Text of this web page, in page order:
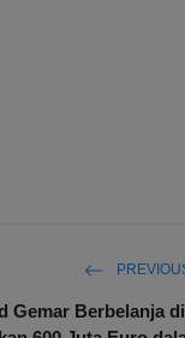
Gemar Berbelanja